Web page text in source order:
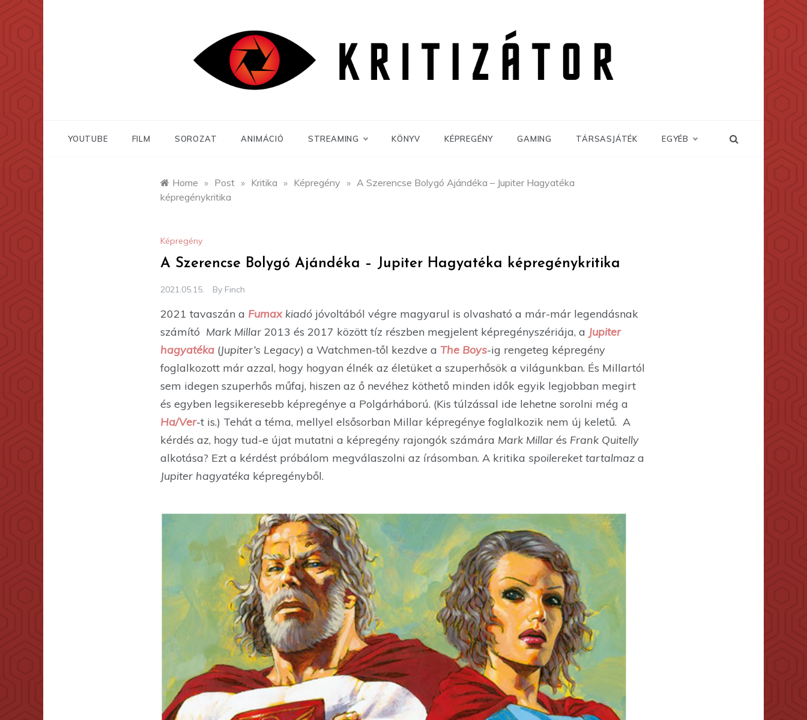
YOUTUBE FILM SOROZAT ANIMÁCIÓ STREAMING KÖNYV KÉPREGÉNY GAMING TÁRSASJÁTÉK EGYÉB
Home » Post » Kritika » Képregény » A Szerencse Bolygó Ajándéka – Jupiter Hagyatéka
képregénykritika
Képregény
A Szerencse Bolygó Ajándéka – Jupiter Hagyatéka képregénykritika
2021.05.15. By Finch
2021 tavaszán a Fumax kiadó jóvoltából végre magyarul is olvasható a már-már legendásnak
számító Mark Millar 2013 és 2017 között tíz részben megjelent képregényszériája, a Jupiter
hagyatéka (Jupiter’s Legacy) a Watchmen-től kezdve a The Boys-ig rengeteg képregény
foglalkozott már azzal, hogy hogyan élnék az életüket a szuperhősök a világunkban. És Millartól
sem idegen szuperhős műfaj, hiszen az ő nevéhez köthető minden idők egyik legjobban megirt
és egyben legsikeresebb képregénye a Polgárháború. (Kis túlzással ide lehetne sorolni még a
Ha/Ver-t is.) Tehát a téma, mellyel elsősorban Millar képregénye foglalkozik nem új keletű. A
kérdés az, hogy tud-e újat mutatni a képregény rajongók számára Mark Millar és Frank Quitelly
alkotása? Ezt a kérdést próbálom megválaszolni az írásomban. A kritika spoilereket tartalmaz a
Jupiter hagyatéka képregényből.